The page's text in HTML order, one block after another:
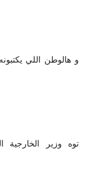
و هالوطن اللي
توه وزير الخارجية